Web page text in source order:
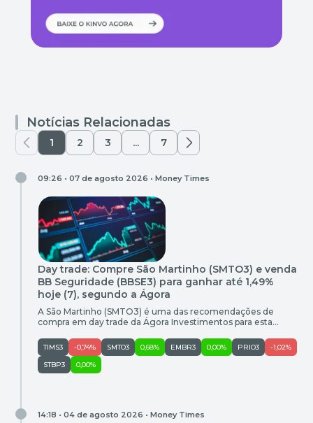
Notícias Relacionadas
1 2 3 ... 7
09:26 • 07 de agosto 2026 • Money Times
Day trade: Compre São Martinho (SMTO3) e venda
BB Seguridade (BBSE3) para ganhar até 1,49%
hoje (7), segundo a Ágora
A São Martinho (SMTO3) é uma das recomendações de
compra em day trade da Ágora Investimentos para esta
última quinta-feira (6) cotadas a R$ 14,69. O potencial de
ganho é de 1,49% e o stop sugerido é de R$ 14,63. Compra
Empresa Ticker Entrada (R$) […]
TIMS3 -0,74% SMTO3 0,68% EMBR3 0,00% PRIO3
-1,02%
STBP3
0,00%
14:18 • 04 de agosto 2026 • Money Times